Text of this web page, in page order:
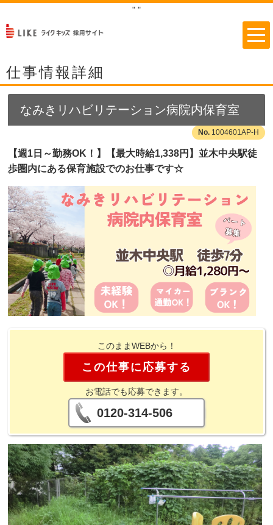
" "
仕事情報詳細
なみきリハビリテーション病院内保育室
1004601AP-H
【週1日～勤務OK！】【最大時給1,338円】並木中央駅徒
歩圏内にある保育施設でのお仕事です☆
このままWEBから！
この仕事に応募する
お電話でも応募できます。
0120-314-506